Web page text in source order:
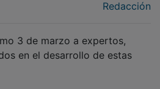
en el desarrollo de estas